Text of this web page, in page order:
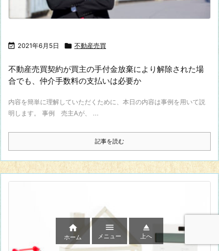
 2021年6月5日  不動産売買
不動産売買契約が買主の手付金放棄により解除された場
合でも、仲介手数料の支払いは必要か
内容を簡単に理解していただくために、本日の内容は事例を用いて説
明します。 事例 売主Aが、 ...
記事を読む

ホーム

メニュー

上へ